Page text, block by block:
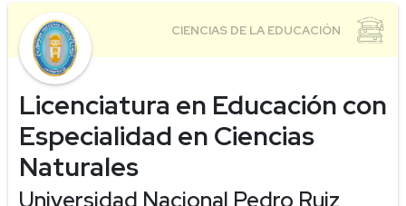
Licenciatura en Educación con
Especialidad en Ciencias
Naturales
Universidad Nacional Pedro Ruiz